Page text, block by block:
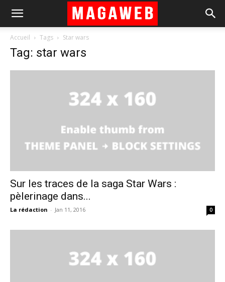
Accueil Tags Star wars
Tag: star wars
Sur les traces de la saga Star Wars :
pèlerinage dans...
La rédaction - Jan 11, 2016 0